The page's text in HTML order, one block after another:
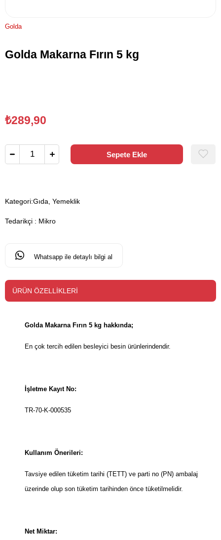
Golda
Golda Makarna Fırın 5 kg
₺289,90
Kategori:Gıda, Yemeklik
Tedarikçi : Mikro
Whatsapp ile detaylı bilgi al
ÜRÜN ÖZELLIKLERI
Golda Makarna Fırın 5 kg hakkında;
En çok tercih edilen besleyici besin ürünlerindendir.
İşletme Kayıt No:
TR-70-K-000535
Kullanım Önerileri:
Tavsiye edilen tüketim tarihi (TETT) ve parti no (PN) ambalaj
üzerinde olup son tüketim tarihinden önce tüketilmelidir.
Net Miktar: